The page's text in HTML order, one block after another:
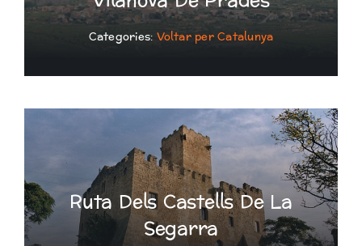
Categories: Voltar per Catalunya
Ruta Dels Castells De La
Segarra